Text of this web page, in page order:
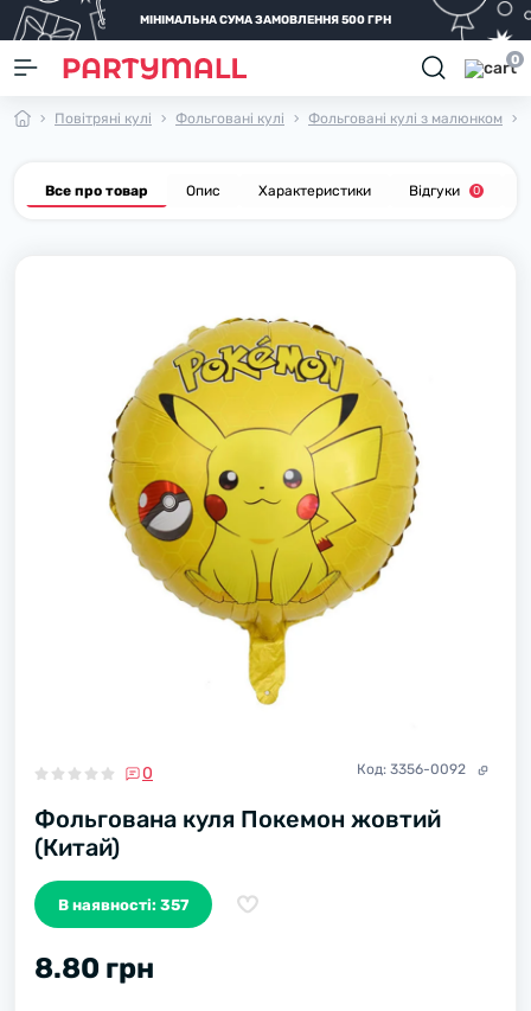
МІНІМАЛЬНА СУМА ЗАМОВЛЕННЯ 500 ГРН
0
Повітряні кулі Фольговані кулі Фольговані кулі з малюнком
Все про товар Опис Характеристики Відгуки 0
0 Код: 3356-0092
Фольгована куля Покемон жовтий
(Китай)
В наявності: 357
8.80 грн